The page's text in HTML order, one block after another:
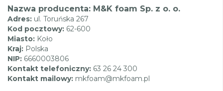
Nazwa producenta: M&K foam Sp. z o. o.
Adres: ul. Toruńska 267
Kod pocztowy: 62-600
Miasto: Koło
Kraj: Polska
NIP: 6660003806
Kontakt telefoniczny: 63 26 24 300
Kontakt mailowy: mkfoam@mkfoam.pl